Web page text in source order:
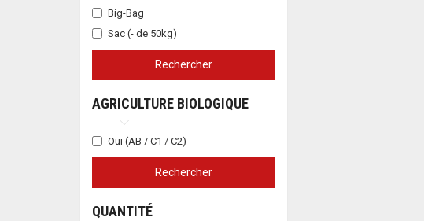
Big-Bag
Sac (- de 50kg)
Rechercher
AGRICULTURE BIOLOGIQUE
Oui (AB / C1 / C2)
Rechercher
QUANTITÉ